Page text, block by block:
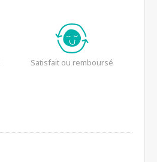
Satisfait ou remboursé